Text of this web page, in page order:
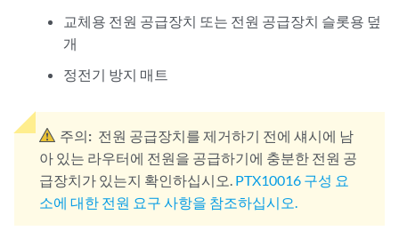
교체용 전원 공급장치 또는 전원 공급장치 슬롯용 덮
개
정전기 방지 매트
주의: 전원 공급장치를 제거하기 전에 섀시에 남
아 있는 라우터에 전원을 공급하기에 충분한 전원 공
급장치가 있는지 확인하십시오. PTX10016 구성 요
소에 대한 전원 요구 사항을 참조하십시오.